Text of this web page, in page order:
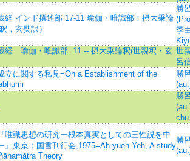
経 インド撰述部 17-11 瑜伽・唯識部：摂大乗論
，玄奘訳）
勝
季
経 瑜伽・唯識部. 11 -- 摂大乗論釈(世親釈・玄 世
呂
立に関する私見=On a Establishment of the
勝
勝
唯識思想の研究ー根本真実としての三性説を中
』東京：国書刊行会,1975=Ah-yueh Yeh, A study
Theory
勝